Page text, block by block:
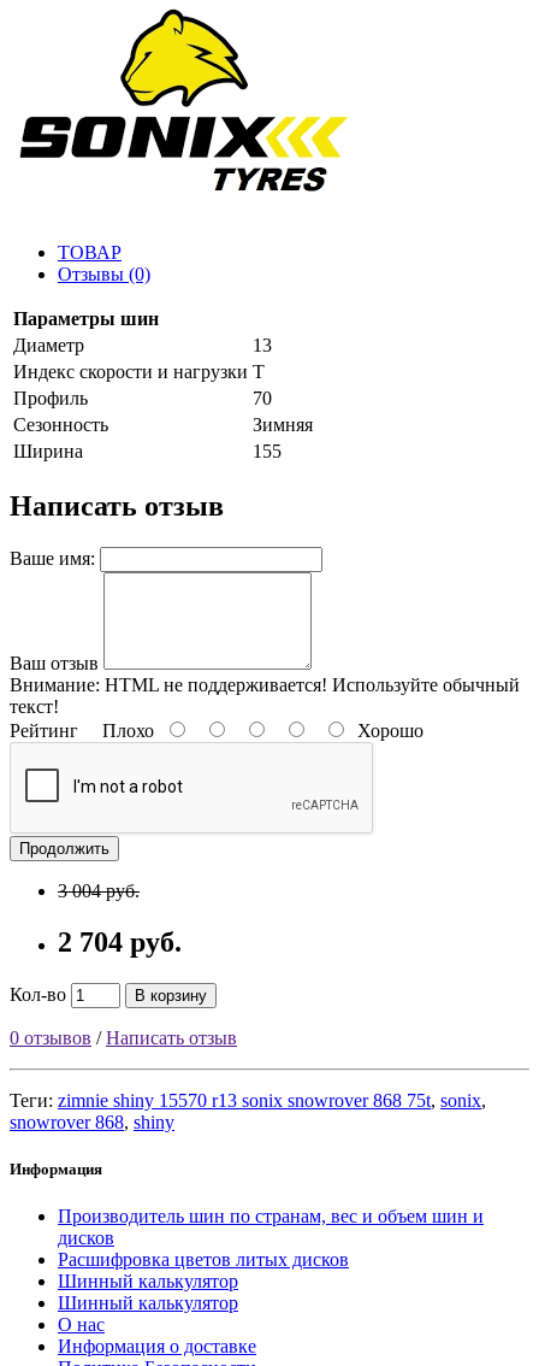
ТОВАР
Отзывы (0)
Параметры шин
Диаметр
13
Индекс скорости и нагрузки T
Профиль
70
Сезонность
Зимняя
Ширина
155
Написать отзыв
Ваше имя:
Ваш отзыв
Внимание: HTML не поддерживается! Используйте обычный
текст!
Рейтинг Плохо Хорошо
Продолжить
3 004 руб.
2 704 руб.
Кол-во В корзину
0 отзывов /Написать отзыв
Теги: zimnie shiny 15570 r13 sonix snowrover 868 75t, sonix,
snowrover 868, shiny
Информация
Производитель шин по странам, вес и объем шин и
дисков
Расшифровка цветов литых дисков
Шинный калькулятор
Шинный калькулятор
О нас
Информация о доставке